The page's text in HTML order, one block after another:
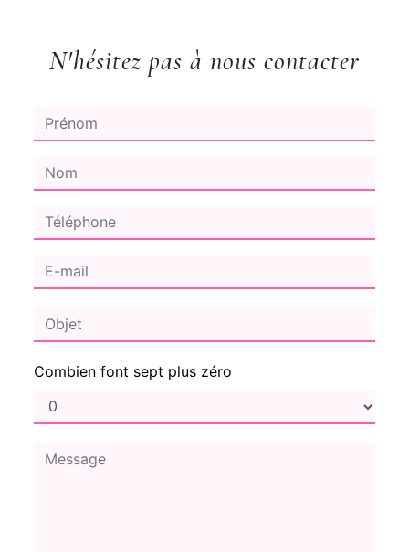
N'hésitez pas à nous contacter
Combien font sept plus zéro